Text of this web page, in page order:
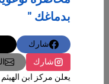
فندق راديسون بلو
بدماغك "
شارك
شارك
يعلن مركز ابن